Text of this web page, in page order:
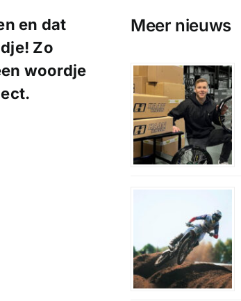
en dat
Zo
woordje
Meer nieuws